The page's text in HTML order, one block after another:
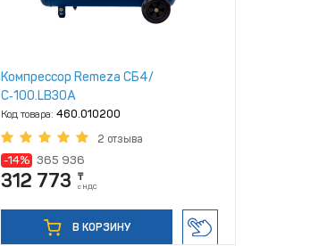
Компрессор Remeza СБ4/
С‑100.LB30A
Код товара:460.010200
2 отзыва
-14% 365 936
312 773 ₸
с НДС
В КОРЗИНУ